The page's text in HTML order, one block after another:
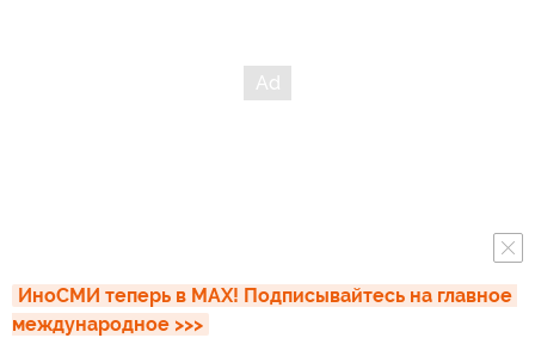
ИноСМИ теперь в MAX! Подписывайтесь на главное
международное >>>